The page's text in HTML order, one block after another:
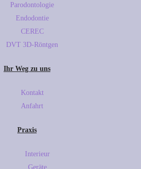
Parodontologie
Endodontie
CEREC
DVT 3D-Röntgen
Ihr Weg zu uns
Kontakt
Anfahrt
Praxis
Interieur
Geräte